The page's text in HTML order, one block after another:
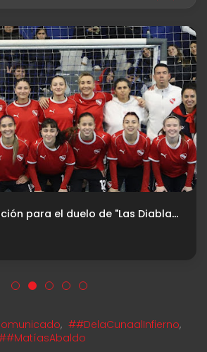
Toda la información para el duelo de "Las Diablas" en Copa Argentina
, ##DelaCunaalInfierno,